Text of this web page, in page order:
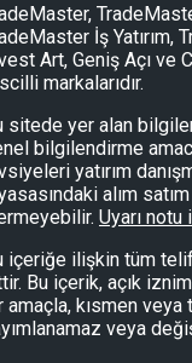
İş Yatırım,
Art, Geniş Açı ve
markalarıdır.
sitede yer alan bilgiler
bilgilendirme
yatırım
alım
Uyarı notu
içeriğe ilişkin tüm telif
Bu içerik, açık
amaçla, kısmen veya
veya